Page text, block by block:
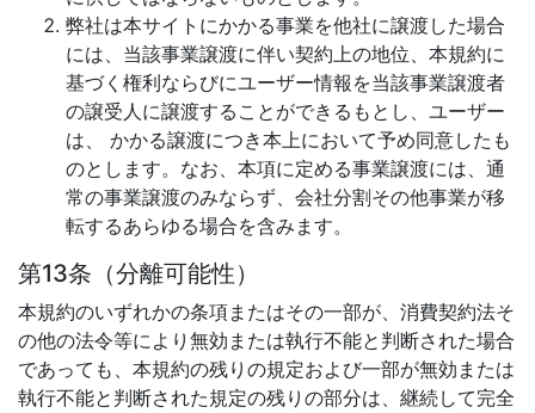
弊社は本サイトにかかる事業を他社に譲渡した場合
には、当該事業譲渡に伴い契約上の地位、本規約に
基づく権利ならびにユーザー情報を当該事業譲渡者
の譲受人に譲渡することができるもとし、ユーザー
は、 かかる譲渡につき本上において予め同意したも
のとします。なお、本項に定める事業譲渡には、通
常の事業譲渡のみならず、会社分割その他事業が移
転するあらゆる場合を含みます。
第13条（分離可能性）
本規約のいずれかの条項またはその一部が、消費契約法そ
の他の法令等により無効または執行不能と判断された場合
であっても、本規約の残りの規定および一部が無効または
執行不能と判断された規定の残りの部分は、継続して完全